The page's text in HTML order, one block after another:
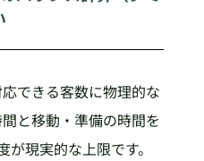
できる客数に物理的な
と移動・準備の時間を
現実的な上限です。